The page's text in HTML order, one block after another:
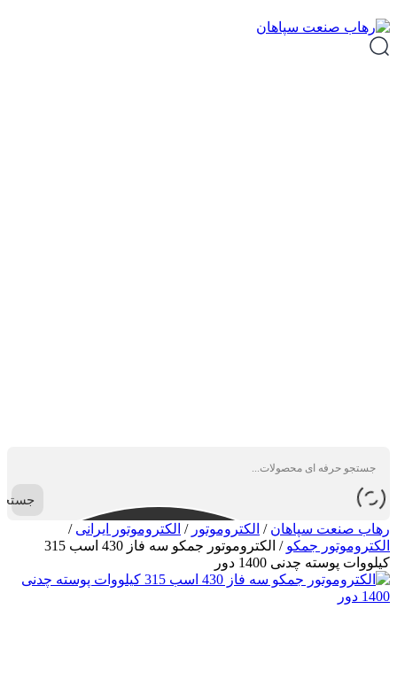
رهاب صنعت سپاهان / الکتروموتور / الکتروموتور ایرانی /
الکتروموتور جمکو /
الکتروموتور جمکو سه فاز 430 اسب 315
کیلووات پوسته چدنی 1400 دور